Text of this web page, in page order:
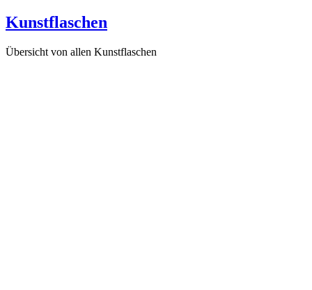
Kunstflaschen
Übersicht von allen Kunstflaschen